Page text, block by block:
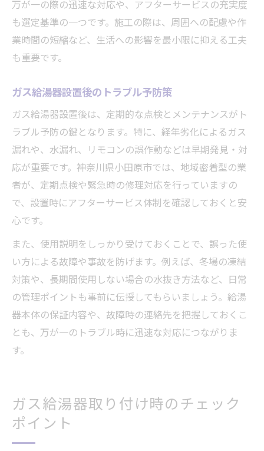
万が一の際の迅速な対応や、アフターサービスの充実度
も選定基準の一つです。施工の際は、周囲への配慮や作
業時間の短縮など、生活への影響を最小限に抑える工夫
も重要です。
ガス給湯器設置後のトラブル予防策
ガス給湯器設置後は、定期的な点検とメンテナンスがト
ラブル予防の鍵となります。特に、経年劣化によるガス
漏れや、水漏れ、リモコンの誤作動などは早期発見・対
応が重要です。神奈川県小田原市では、地域密着型の業
者が、定期点検や緊急時の修理対応を行っていますの
で、設置時にアフターサービス体制を確認しておくと安
心です。
また、使用説明をしっかり受けておくことで、誤った使
い方による故障や事故を防げます。例えば、冬場の凍結
対策や、長期間使用しない場合の水抜き方法など、日常
の管理ポイントも事前に伝授してもらいましょう。給湯
器本体の保証内容や、故障時の連絡先を把握しておくこ
とも、万が一のトラブル時に迅速な対応につながりま
す。
ガス給湯器取り付け時のチェック
ポイント